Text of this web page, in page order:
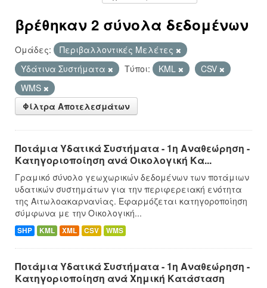
βρέθηκαν 2 σύνολα δεδομένων
Ομάδες:
Περιβαλλοντικές Μελέτες
Υδάτινα Συστήματα
Τύποι: KML
CSV
WMS
Φίλτρα Αποτελεσμάτων
Ποτάμια Υδατικά Συστήματα - 1η Αναθεώρηση -
Κατηγοριοποίηση ανά Οικολογική Κα...
Γραμικό σύνολο γεωχωρικών δεδομένων των ποτάμιων
υδατικών συστημάτων για την περιφερειακή ενότητα
της Αιτωλοακαρνανίας. Εφαρμόζεται κατηγοροποίηση
σύμφωνα με την Οικολογική...
SHP KML XML CSV WMS
Ποτάμια Υδατικά Συστήματα - 1η Αναθεώρηση -
Κατηγοριοποίηση ανά Χημική Κατάσταση